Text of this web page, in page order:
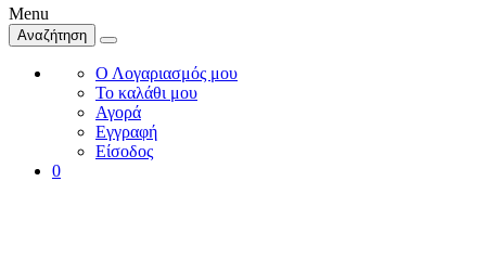
Menu
Αναζήτηση
Ο Λογαριασμός μου
Το καλάθι μου
Αγορά
Εγγραφή
Είσοδος
0